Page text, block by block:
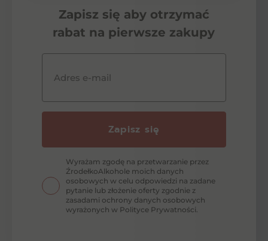
Zapisz się aby otrzymać
rabat na pierwsze zakupy
Adres e-mail
Zapisz się
Wyrażam zgodę na przetwarzanie przez
ŹrodełkoAlkohole moich danych
osobowych w celu odpowiedzi na zadane
pytanie lub złożenie oferty zgodnie z
zasadami ochrony danych osobowych
wyrażonych w Polityce Prywatności.